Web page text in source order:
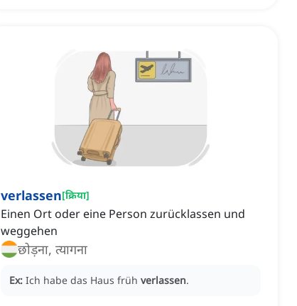
verlassen[क्रिया]
Einen Ort oder eine Person zurücklassen und
weggehen
छोड़ना, त्यागना
Ex: Ich habe das Haus früh verlassen.